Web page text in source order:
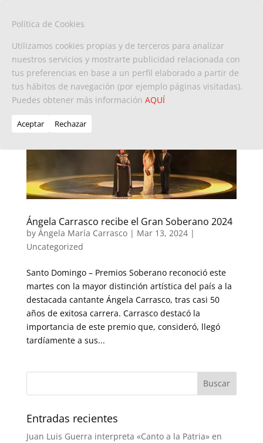
Ángela Carrasco recibe el Gran Soberano 2024
by Ángela María Carrasco| Mar 13, 2024|
Uncategorized
Santo Domingo – Premios Soberano reconoció este
martes con la mayor distinción artística del país a la
destacada cantante Ángela Carrasco, tras casi 50
años de exitosa carrera. Carrasco destacó la
importancia de este premio que, consideró, llegó
tardíamente a sus...
Entradas recientes
Juan Luis Guerra interpreta «Canto a la Patria» en
Política de Cookies
Utilizamos cookies propias y de terceros para analizar
nuestros servicios y mostrarte publicidad relacionada con
tus preferencias en base a un perfil elaborado a partir de
tus hábitos de navegación (por ejemplo páginas visitadas).
Puedes obtener más información AQUÍ
Aceptar Rechazar